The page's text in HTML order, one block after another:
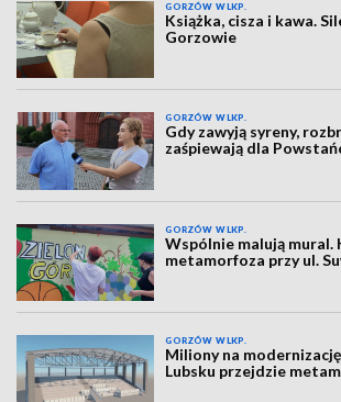
GORZÓW WLKP.
Książka, cisza i kawa.
Gorzowie
GORZÓW WLKP.
Gdy zawyją syreny,
zaśpiewają dla
GORZÓW WLKP.
Wspólnie malują mural.
metamorfoza przy ul.
GORZÓW WLKP.
Miliony na
Lubsku przejdzie